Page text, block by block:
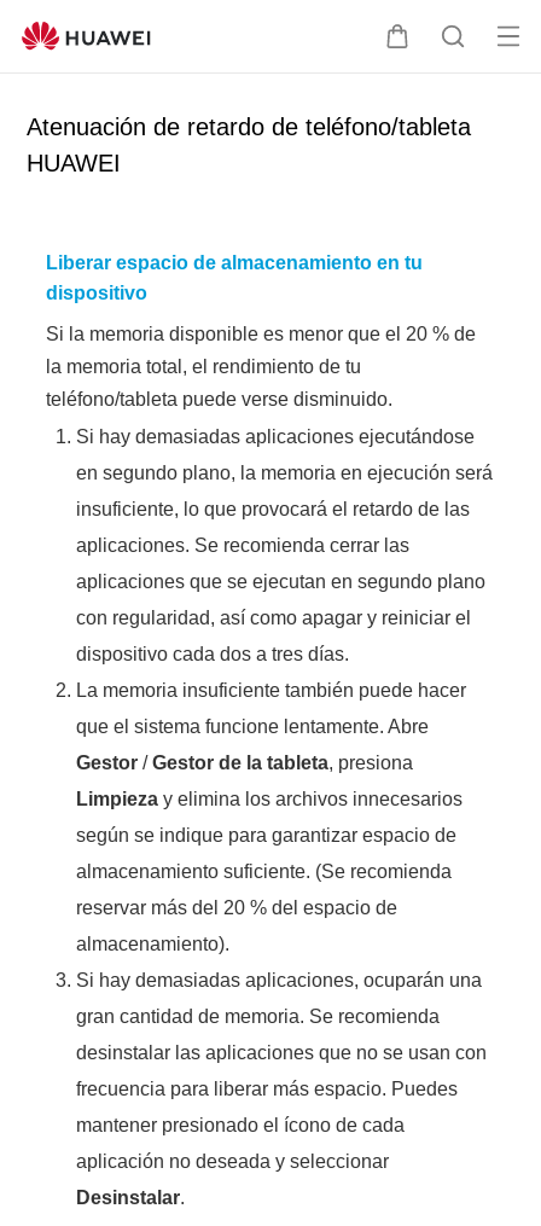
C
r
B
q
Ab
Atenuación de retardo de teléfono/tableta
HUAWEI
Liberar espacio de almacenamiento en tu
dispositivo
Si la memoria disponible es menor que el 20 % de
la memoria total, el rendimiento de tu
teléfono/tableta puede verse disminuido.
Si hay demasiadas aplicaciones ejecutándose
en segundo plano, la memoria en ejecución será
insuficiente, lo que provocará el retardo de las
aplicaciones. Se recomienda cerrar las
aplicaciones que se ejecutan en segundo plano
con regularidad, así como apagar y reiniciar el
dispositivo cada dos a tres días.
La memoria insuficiente también puede hacer
que el sistema funcione lentamente. Abre
Gestor /Gestor de la tableta, presiona
Limpieza y elimina los archivos innecesarios
según se indique para garantizar espacio de
almacenamiento suficiente. (Se recomienda
reservar más del 20 % del espacio de
almacenamiento).
Si hay demasiadas aplicaciones, ocuparán una
gran cantidad de memoria. Se recomienda
desinstalar las aplicaciones que no se usan con
frecuencia para liberar más espacio. Puedes
mantener presionado el ícono de cada
aplicación no deseada y seleccionar
Desinstalar.